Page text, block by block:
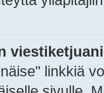
linkkiä